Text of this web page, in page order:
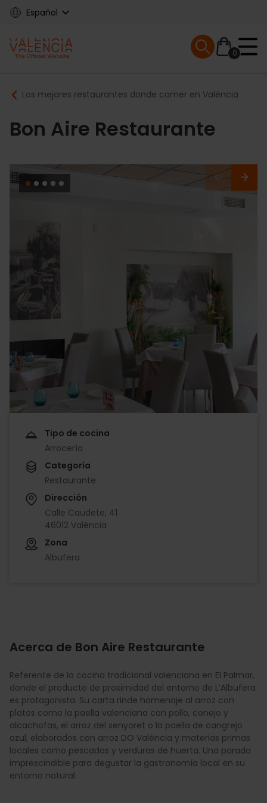
Skip
content
Español
Main
navigation
0
Mobile menu
Breadcrumb
Los mejores restaurantes donde comer en València
Bon Aire Restaurante
Tipo de cocina
Arrocería
Categoría
Restaurante
Dirección
Calle Caudete, 41
46012 València
Zona
Albufera
Acerca de Bon Aire Restaurante
Referente de la cocina tradicional valenciana en El Palmar,
donde el producto de proximidad del entorno de L’Albufera
es protagonista. Su carta rinde homenaje al arroz con
platos como la paella valenciana con pollo, conejo y
alcachofas, el arroz del senyoret o la paella de cangrejo
azul, elaborados con arroz DO València y materias primas
locales como pescados y verduras de huerta. Una parada
imprescindible para degustar la gastronomía local en su
entorno natural.